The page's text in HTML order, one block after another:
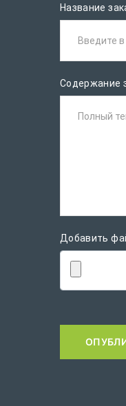
Название
Введите
Содержание
Полный
Добавить